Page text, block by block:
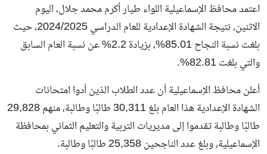
اعتمد محافظ الإسماعيلية اللواء طيار أكرم محمد جلال، اليوم
الاثنين، نتيجة الشهادة الإعدادية للعام الدراسي 2024/2025، حيث
بلغت نسبة النجاح 85.01%، بزيادة 2.2% عن نسبة العام السابق
والتي بلغت 82.81%.
أعلن محافظ الإسماعيلية أن عدد الطلاب الذين أدوا امتحانات
الشهادة الإعدادية هذا العام بلغ 30,311 طالبًا وطالبة، منهم 29,828
طالبًا وطالبة تقدموا إلى مديريات التربية والتعليم الثماني بمحافظة
الإسماعيلية، وبلغ عدد الناجحين 25,358 طالبًا وطالبة.